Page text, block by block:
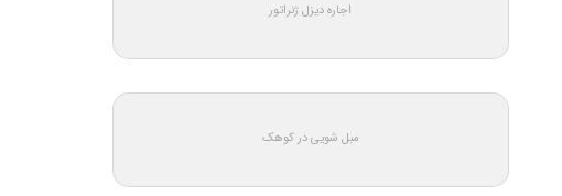
اجاره دیزل ژنراتور
مبل شویی در کوهک